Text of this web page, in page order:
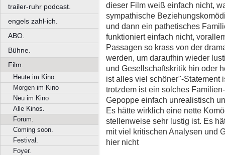
trailer-ruhr podcast.
engels zahl-ich.
ABO.
Bühne.
Film.
Heute im Kino
Morgen im Kino
Neu im Kino
Alle Kinos.
Forum.
Coming soon.
Festival.
Foyer.
dieser Film weiß einfach nicht,
sympathische
und dann ein pathetisches
funktioniert einfach nicht,
Passagen so krass von der
werden, um daraufhin wieder
und Gesellschaftskritik hin oder
ist alles viel schöner"-Statement
trotzdem ist ein solches
Gepoppe einfach unrealistisch
Es hätte wirklich eine nette
stellenweise sehr lustig ist. Es
mit viel kritischen Analysen und
hier nicht